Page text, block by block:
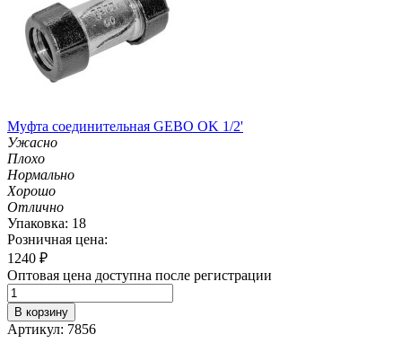
Муфта соединительная GEBO OK 1/2'
Ужасно
Плохо
Нормально
Хорошо
Отлично
Упаковка: 18
Розничная цена:
1240 ₽
Оптовая цена доступна после регистрации
В корзину
Артикул: 7856